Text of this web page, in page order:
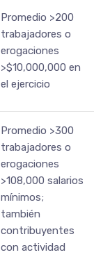
Promedio >200
trabajadores o
erogaciones
>$10,000,000 en
el ejercicio
Promedio >300
trabajadores o
erogaciones
>108,000 salarios
mínimos;
también
contribuyentes
con actividad